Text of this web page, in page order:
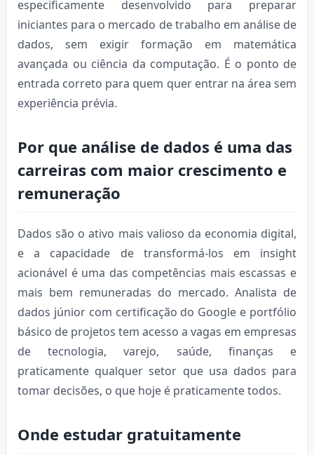
especificamente desenvolvido para preparar
iniciantes para o mercado de trabalho em análise de
dados, sem exigir formação em matemática
avançada ou ciência da computação. É o ponto de
entrada correto para quem quer entrar na área sem
experiência prévia.
Por que análise de dados é uma das
carreiras com maior crescimento e
remuneração
Dados são o ativo mais valioso da economia digital,
e a capacidade de transformá-los em insight
acionável é uma das competências mais escassas e
mais bem remuneradas do mercado. Analista de
dados júnior com certificação do Google e portfólio
básico de projetos tem acesso a vagas em empresas
de tecnologia, varejo, saúde, finanças e
praticamente qualquer setor que usa dados para
tomar decisões, o que hoje é praticamente todos.
Onde estudar gratuitamente